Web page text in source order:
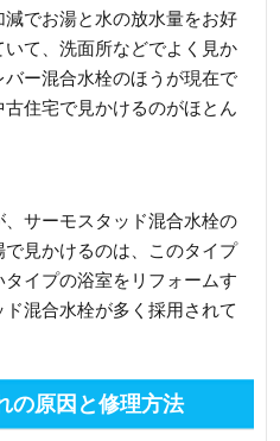
でお湯と水の放水量をお好
て、洗面所などでよく見か
ー混合水栓のほうが現在で
住宅で見かけるのがほとん
サーモスタッド混合水栓の
見かけるのは、このタイプ
イプの浴室をリフォームす
混合水栓が多く採用されて
の原因と修理方法